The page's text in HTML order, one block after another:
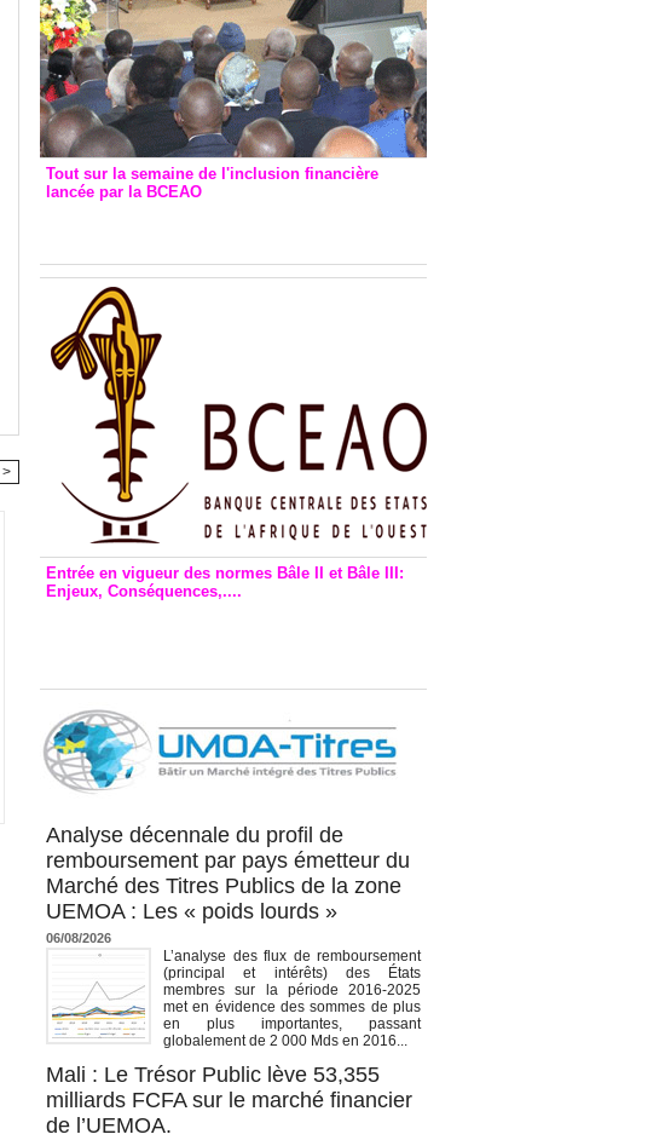
>
Tout sur la semaine de l'inclusion financière
lancée par la BCEAO
Entrée en vigueur des normes Bâle II et Bâle III:
Enjeux, Conséquences,....
Analyse décennale du profil de
remboursement par pays émetteur du
Marché des Titres Publics de la zone
UEMOA : Les « poids lourds »
06/08/2026
L’analyse des flux de remboursement
(principal et intérêts) des États
membres sur la période 2016-2025
met en évidence des sommes de plus
en plus importantes, passant
globalement de 2 000 Mds en 2016...
Mali : Le Trésor Public lève 53,355
milliards FCFA sur le marché financier
de l’UEMOA.